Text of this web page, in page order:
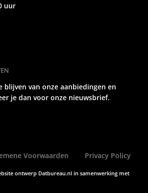
uur
blijven van onze aanbiedingen en
je dan voor onze nieuwsbrief.
Voorwaarden Privacy Policy
ontwerp Datbureau.nl in samenwerking met